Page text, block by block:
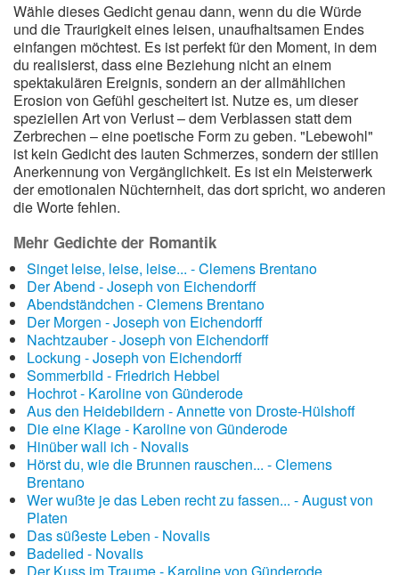
Wähle dieses Gedicht genau dann, wenn du die Würde
und die Traurigkeit eines leisen, unaufhaltsamen Endes
einfangen möchtest. Es ist perfekt für den Moment, in dem
du realisierst, dass eine Beziehung nicht an einem
spektakulären Ereignis, sondern an der allmählichen
Erosion von Gefühl gescheitert ist. Nutze es, um dieser
speziellen Art von Verlust – dem Verblassen statt dem
Zerbrechen – eine poetische Form zu geben. "Lebewohl"
ist kein Gedicht des lauten Schmerzes, sondern der stillen
Anerkennung von Vergänglichkeit. Es ist ein Meisterwerk
der emotionalen Nüchternheit, das dort spricht, wo anderen
die Worte fehlen.
Mehr Gedichte der Romantik
Singet leise, leise, leise... - Clemens Brentano
Der Abend - Joseph von Eichendorff
Abendständchen - Clemens Brentano
Der Morgen - Joseph von Eichendorff
Nachtzauber - Joseph von Eichendorff
Lockung - Joseph von Eichendorff
Sommerbild - Friedrich Hebbel
Hochrot - Karoline von Günderode
Aus den Heidebildern - Annette von Droste-Hülshoff
Die eine Klage - Karoline von Günderode
Hinüber wall ich - Novalis
Hörst du, wie die Brunnen rauschen... - Clemens
Brentano
Wer wußte je das Leben recht zu fassen... - August von
Platen
Das süßeste Leben - Novalis
Badelied - Novalis